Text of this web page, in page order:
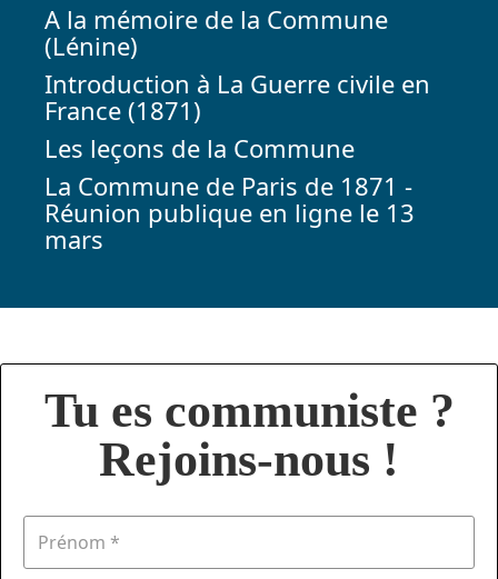
A la mémoire de la Commune
(Lénine)
Introduction à La Guerre civile en
France (1871)
Les leçons de la Commune
La Commune de Paris de 1871 -
Réunion publique en ligne le 13
mars
Tu es communiste ?
Rejoins-nous !